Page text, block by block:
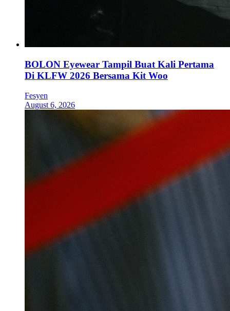
BOLON Eyewear Tampil Buat Kali Pertama
Di KLFW 2026 Bersama Kit Woo
Fesyen
August 6, 2026